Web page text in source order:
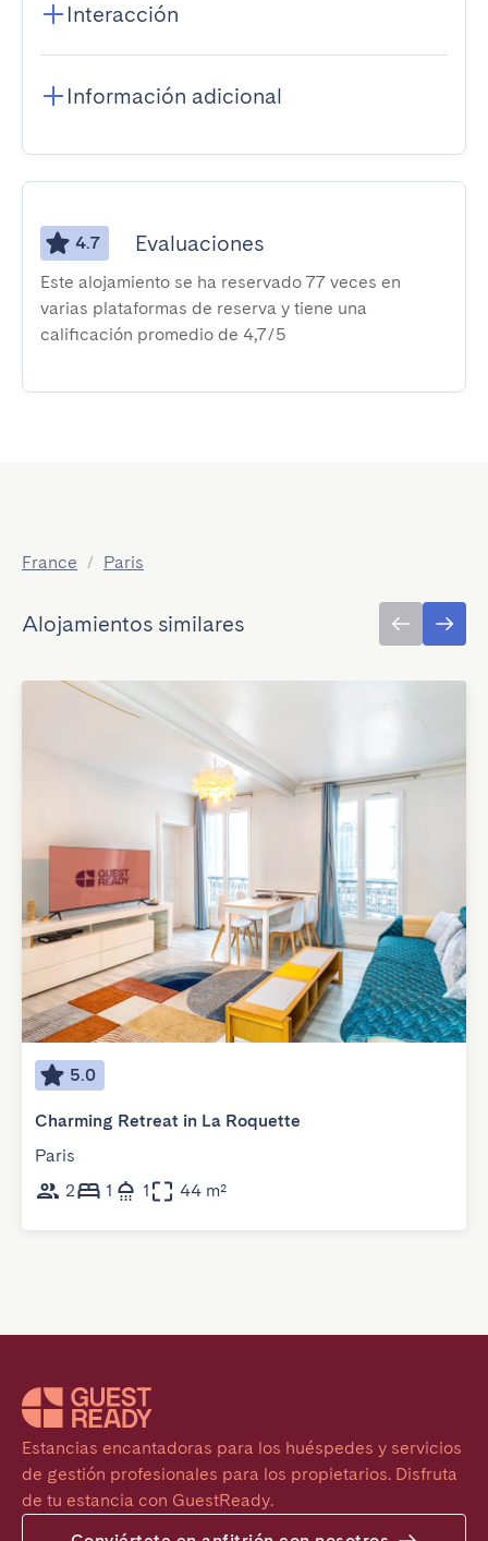
Interacción
Información adicional
4.7 Evaluaciones
Este alojamiento se ha reservado 77 veces en
varias plataformas de reserva y tiene una
calificación promedio de 4,7/5
France / Paris
Alojamientos similares
5.0
Charming Retreat in La Roquette
Paris
2
1 1 44 m²
Estancias encantadoras para los huéspedes y servicios
de gestión profesionales para los propietarios. Disfruta
de tu estancia con GuestReady.